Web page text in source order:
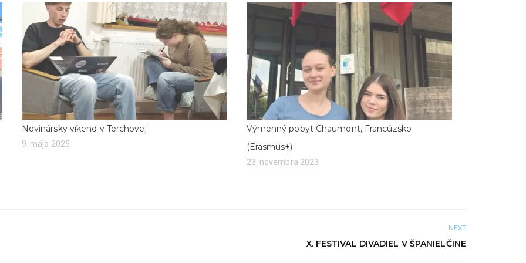
Novinársky víkend v Terchovej
9. mája 2025
Výmenný pobyt Chaumont, Francúzsko
(Erasmus+)
23. novembra 2023
NEXT
X. FESTIVAL DIVADIEL V ŠPANIELČINE